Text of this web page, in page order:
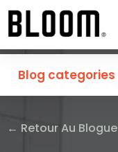
Blog categories
← Retour Au Blogue